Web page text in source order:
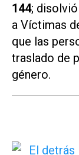
144;
a Víctimas
que las
traslado de
género.